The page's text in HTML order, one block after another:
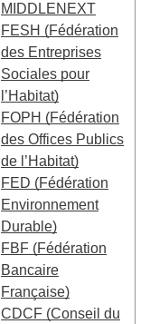
MIDDLENEXT
FESH (Fédération
des Entreprises
Sociales pour
l’Habitat)
FOPH (Fédération
des Offices Publics
de l’Habitat)
FED (Fédération
Environnement
Durable)
FBF (Fédération
Bancaire
Française)
CDCF (Conseil du